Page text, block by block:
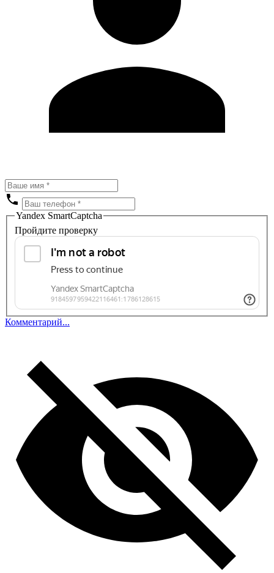
Yandex SmartCaptcha
Пройдите проверку
Комментарий...